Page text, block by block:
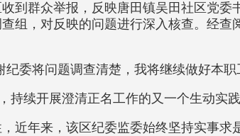
到群众举报，反映唐田镇吴田社区党
组，对反映的问题进行深入核查。经
委将问题调查清楚，我将继续做好本
持续开展澄清正名工作的又一个生动实践
近年来，该区纪委监委始终坚持实事